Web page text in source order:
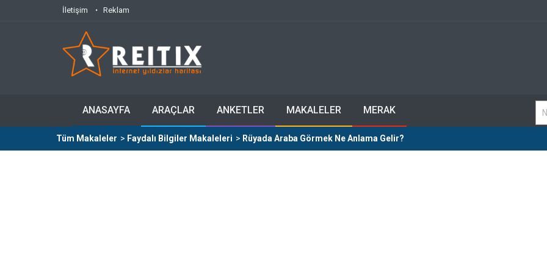
İletişim Reklam
ANASAYFA ARAÇLAR ANKETLER MAKALELER MERAK
Tüm Makaleler > Faydalı Bilgiler Makaleleri > Rüyada Araba Görmek Ne Anlama Gelir?